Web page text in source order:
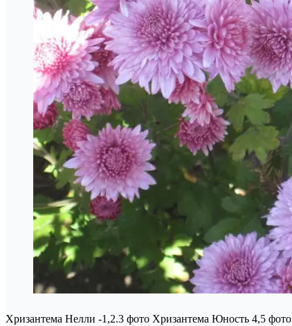
Хризантема Нелли -1,2.3 фото Хризантема Юность 4,5 фото